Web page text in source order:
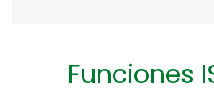
Funciones